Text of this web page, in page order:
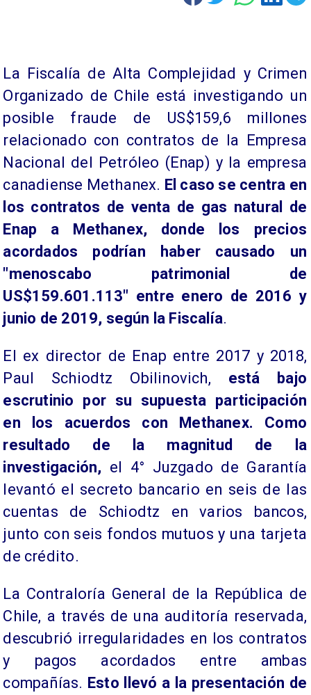
La Fiscalía de Alta Complejidad y Crimen
Organizado de Chile está investigando un
posible fraude de US$159,6 millones
relacionado con contratos de la Empresa
Nacional del Petróleo (Enap) y la empresa
canadiense Methanex. El caso se centra en
los contratos de venta de gas natural de
Enap a Methanex, donde los precios
acordados podrían haber causado un
"menoscabo patrimonial de
US$159.601.113" entre enero de 2016 y
junio de 2019, según la Fiscalía.
El ex director de Enap entre 2017 y 2018,
Paul Schiodtz Obilinovich, está bajo
escrutinio por su supuesta participación
en los acuerdos con Methanex. Como
resultado de la magnitud de la
investigación, el 4° Juzgado de Garantía
levantó el secreto bancario en seis de las
cuentas de Schiodtz en varios bancos,
junto con seis fondos mutuos y una tarjeta
de crédito.
La Contraloría General de la República de
Chile, a través de una auditoría reservada,
descubrió irregularidades en los contratos
y pagos acordados entre ambas
compañías. Esto llevó a la presentación de